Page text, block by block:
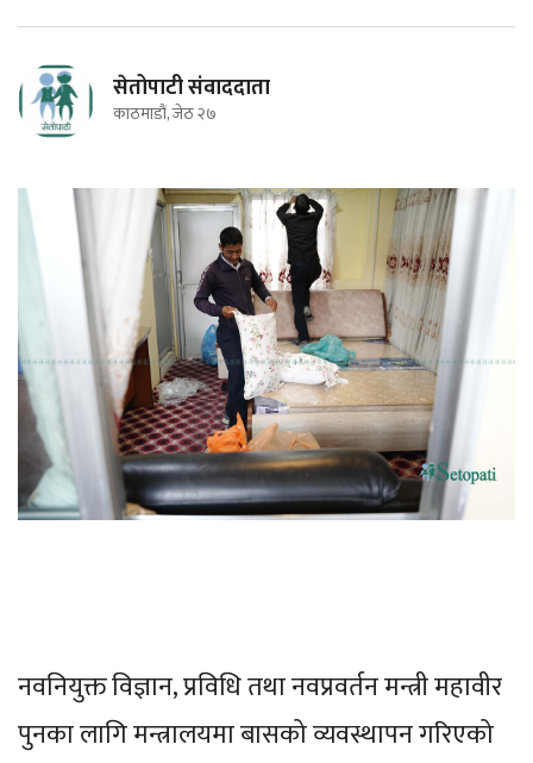
सेतोपाटी संवाददाता
काठमाडौं, जेठ २७
नवनियुक्त विज्ञान, प्रविधि तथा नवप्रवर्तन मन्त्री महावीर
पुनका लागि मन्त्रालयमा बासको व्यवस्थापन गरिएको